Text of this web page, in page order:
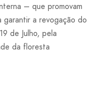
– que promovam
garantir a revogação do
de Julho, pela
da floresta